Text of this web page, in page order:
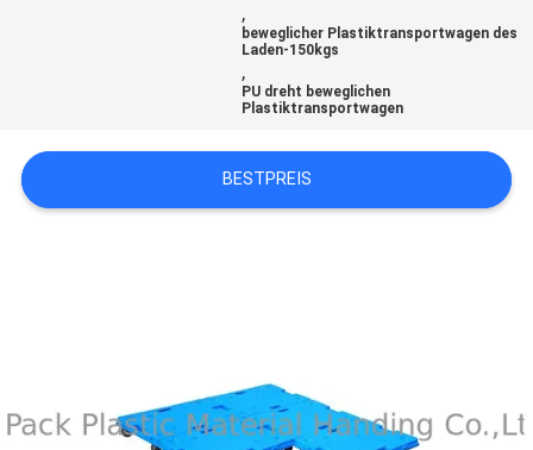
EIN
ANGEBOT
POLICY
,
beweglicher Plastiktransportwagen des
Laden-150kgs
,
PU dreht beweglichen
Plastiktransportwagen
BESTPREIS